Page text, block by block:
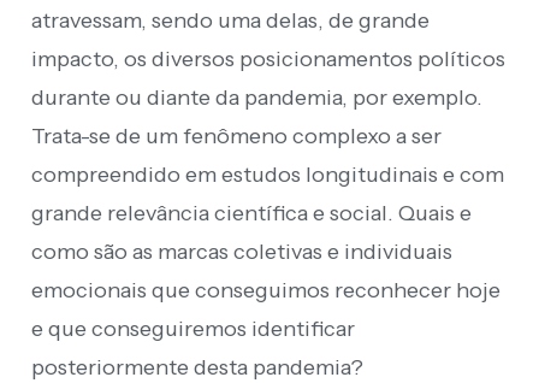
atravessam, sendo uma delas, de grande
impacto, os diversos posicionamentos políticos
durante ou diante da pandemia, por exemplo.
Trata-se de um fenômeno complexo a ser
compreendido em estudos longitudinais e com
grande relevância científica e social. Quais e
como são as marcas coletivas e individuais
emocionais que conseguimos reconhecer hoje
e que conseguiremos identificar
posteriormente desta pandemia?